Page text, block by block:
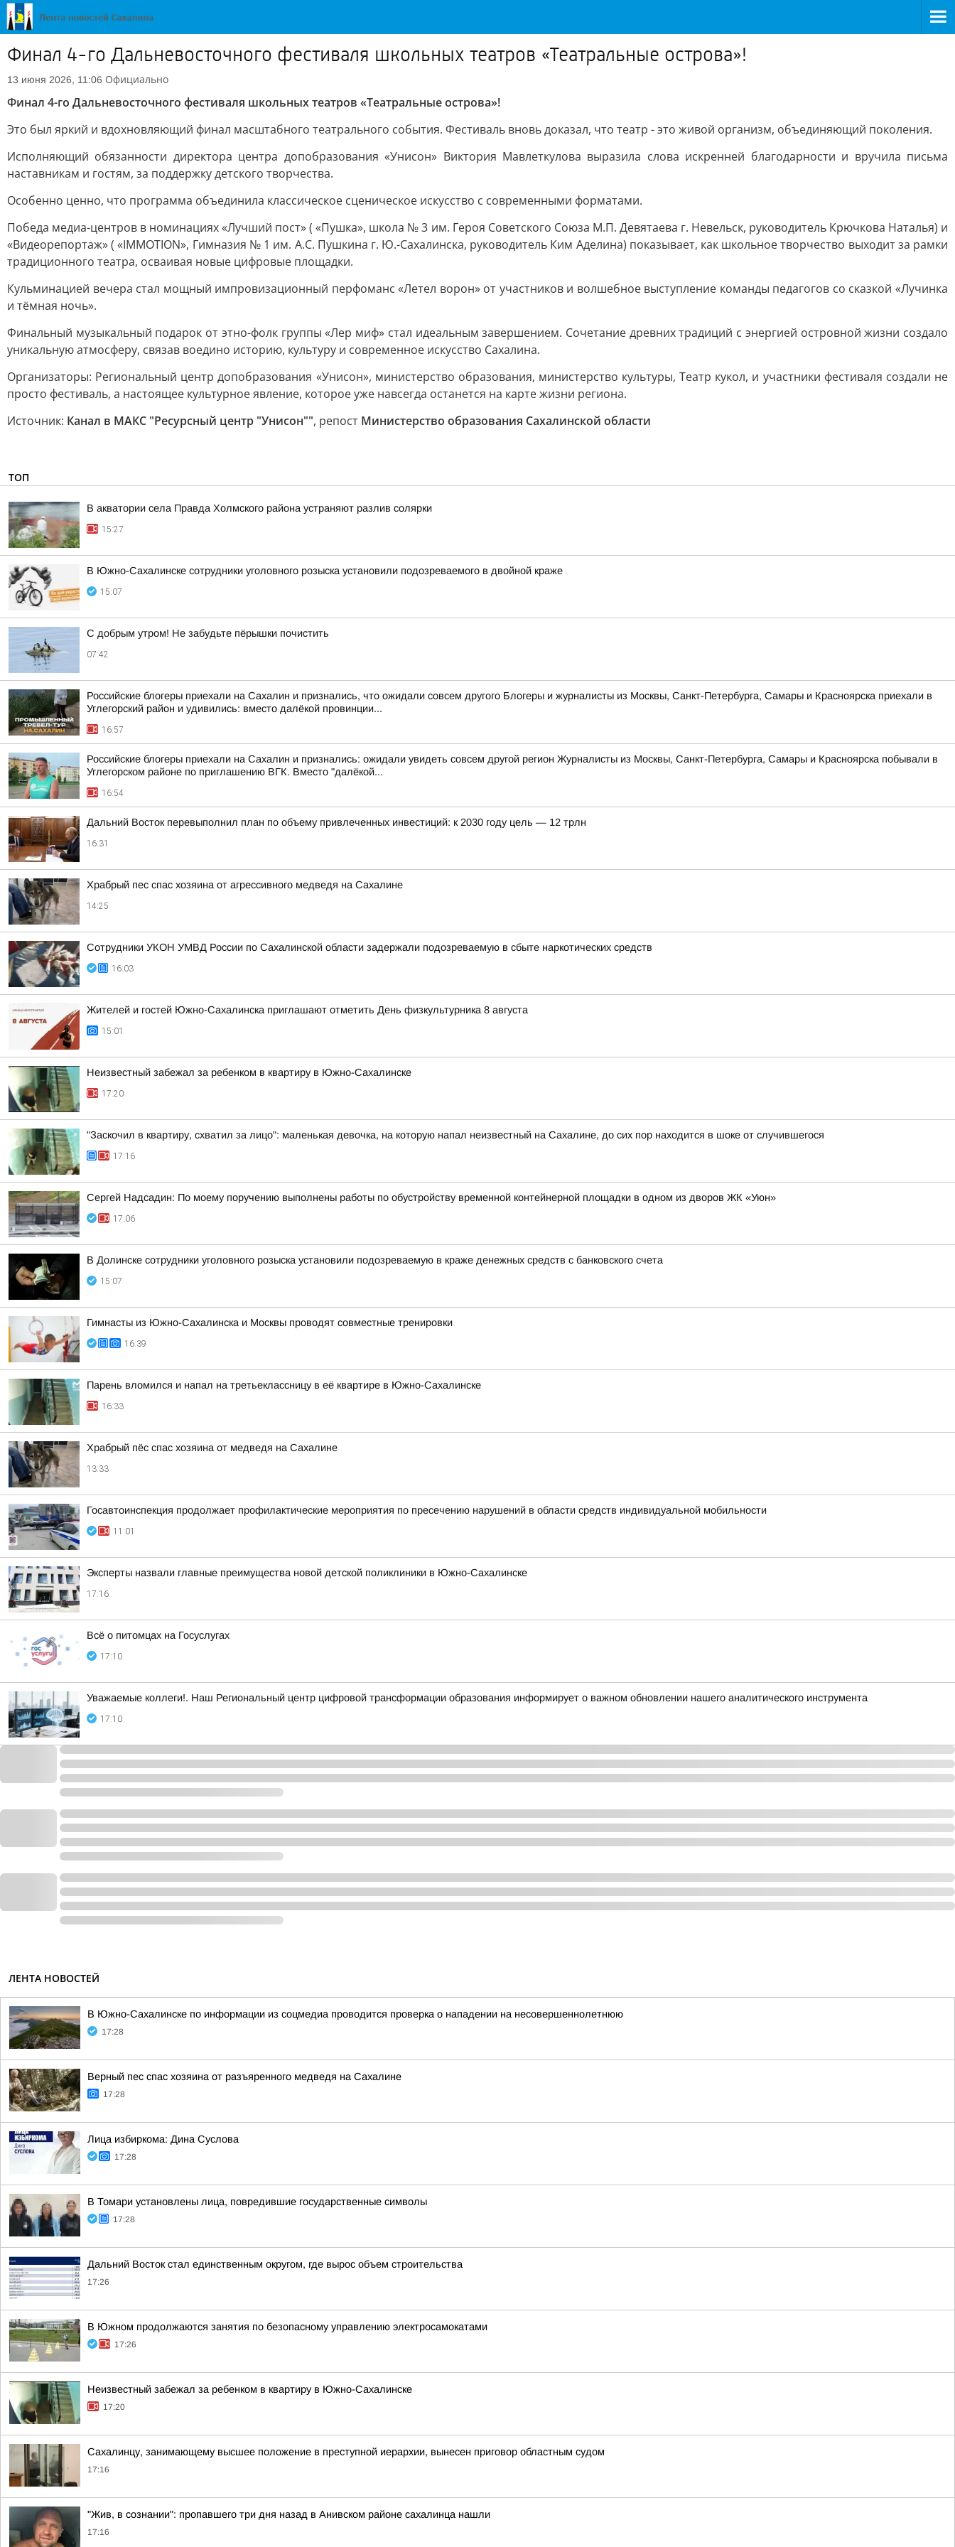
Финал 4-го Дальневосточного фестиваля школьных театров «Театральные острова»!
13 июня 2026, 11:06 Официально
Финал 4-го Дальневосточного фестиваля школьных театров «Театральные острова»!
Это был яркий и вдохновляющий финал масштабного театрального события. Фестиваль вновь доказал, что театр - это живой организм, объединяющий поколения.
Исполняющий обязанности директора центра допобразования «Унисон» Виктория Мавлеткулова выразила слова искренней благодарности и вручила письма
наставникам и гостям, за поддержку детского творчества.
Особенно ценно, что программа объединила классическое сценическое искусство с современными форматами.
Победа медиа-центров в номинациях «Лучший пост» ( «Пушка», школа № 3 им. Героя Советского Союза М.П. Девятаева г. Невельск, руководитель Крючкова Наталья) и
«Видеорепортаж» ( «IMMOTION», Гимназия № 1 им. А.С. Пушкина г. Ю.-Сахалинска, руководитель Ким Аделина) показывает, как школьное творчество выходит за рамки
традиционного театра, осваивая новые цифровые площадки.
Кульминацией вечера стал мощный импровизационный перфоманс «Летел ворон» от участников и волшебное выступление команды педагогов со сказкой «Лучинка
и тёмная ночь».
Финальный музыкальный подарок от этно-фолк группы «Лер миф» стал идеальным завершением. Сочетание древних традиций с энергией островной жизни создало
уникальную атмосферу, связав воедино историю, культуру и современное искусство Сахалина.
Организаторы: Региональный центр допобразования «Унисон», министерство образования, министерство культуры, Театр кукол, и участники фестиваля создали не
просто фестиваль, а настоящее культурное явление, которое уже навсегда останется на карте жизни региона.
Источник: Канал в МАКС "Ресурсный центр "Унисон"", репост Министерство образования Сахалинской области
ТОП
В акватории села Правда Холмского района устраняют разлив солярки
15:27
В Южно-Сахалинске сотрудники уголовного розыска установили подозреваемого в двойной краже
15:07
С добрым утром! Не забудьте пёрышки почистить
07:42
Российские блогеры приехали на Сахалин и признались, что ожидали совсем другого Блогеры и журналисты из Москвы, Санкт-Петербурга, Самары и Красноярска приехали в
Углегорский район и удивились: вместо далёкой провинции...
16:57
Российские блогеры приехали на Сахалин и признались: ожидали увидеть совсем другой регион Журналисты из Москвы, Санкт-Петербурга, Самары и Красноярска побывали в
Углегорском районе по приглашению ВГК. Вместо "далёкой...
16:54
Дальний Восток перевыполнил план по объему привлеченных инвестиций: к 2030 году цель — 12 трлн
16:31
Храбрый пес спас хозяина от агрессивного медведя на Сахалине
14:25
Сотрудники УКОН УМВД России по Сахалинской области задержали подозреваемую в сбыте наркотических средств
16:03
Жителей и гостей Южно-Сахалинска приглашают отметить День физкультурника 8 августа
15:01
Неизвестный забежал за ребенком в квартиру в Южно-Сахалинске
17:20
"Заскочил в квартиру, схватил за лицо": маленькая девочка, на которую напал неизвестный на Сахалине, до сих пор находится в шоке от случившегося
17:16
Сергей Надсадин: По моему поручению выполнены работы по обустройству временной контейнерной площадки в одном из дворов ЖК «Уюн»
17:06
В Долинске сотрудники уголовного розыска установили подозреваемую в краже денежных средств с банковского счета
15:07
Гимнасты из Южно-Сахалинска и Москвы проводят совместные тренировки
16:39
Парень вломился и напал на третьеклассницу в её квартире в Южно-Сахалинске
16:33
Храбрый пёс спас хозяина от медведя на Сахалине
13:33
Госавтоинспекция продолжает профилактические мероприятия по пресечению нарушений в области средств индивидуальной мобильности
11:01
Эксперты назвали главные преимущества новой детской поликлиники в Южно-Сахалинске
17:16
Всё о питомцах на Госуслугах
17:10
Уважаемые коллеги!. Наш Региональный центр цифровой трансформации образования информирует о важном обновлении нашего аналитического инструмента
17:10
ЛЕНТА НОВОСТЕЙ
В Южно-Сахалинске по информации из соцмедиа проводится проверка о нападении на несовершеннолетнюю
17:28
Верный пес спас хозяина от разъяренного медведя на Сахалине
17:28
Лица избиркома: Дина Суслова
17:28
В Томари установлены лица, повредившие государственные символы
17:28
Дальний Восток стал единственным округом, где вырос объем строительства
17:26
В Южном продолжаются занятия по безопасному управлению электросамокатами
17:26
Неизвестный забежал за ребенком в квартиру в Южно-Сахалинске
17:20
Сахалинцу, занимающему высшее положение в преступной иерархии, вынесен приговор областным судом
17:16
"Жив, в сознании": пропавшего три дня назад в Анивском районе сахалинца нашли
17:16